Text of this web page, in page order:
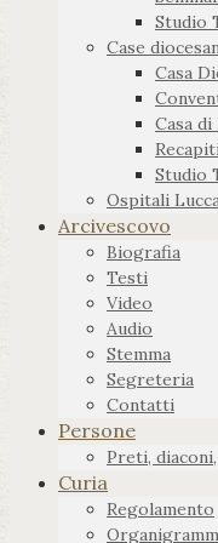
Studio
Case
Casa
Casa
Studio
Ospitali
Arcivescovo
Biografia
Testi
Video
Audio
Stemma
Segreteria
Contatti
Persone
Preti,
Curia
Regolamento